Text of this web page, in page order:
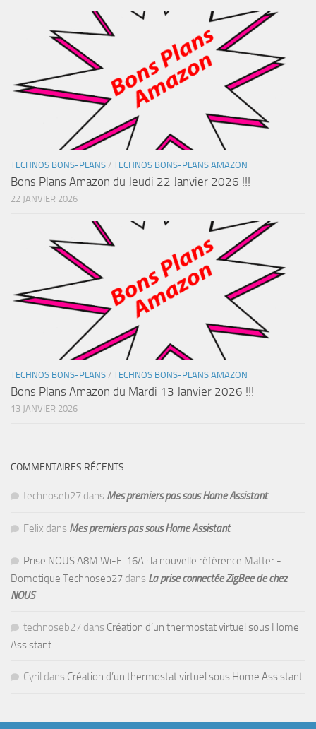
TECHNOS BONS-PLANS / TECHNOS BONS-PLANS AMAZON
Bons Plans Amazon du Jeudi 22 Janvier 2026 !!!
22 JANVIER 2026
TECHNOS BONS-PLANS / TECHNOS BONS-PLANS AMAZON
Bons Plans Amazon du Mardi 13 Janvier 2026 !!!
13 JANVIER 2026
COMMENTAIRES RÉCENTS
technoseb27 dans Mes premiers pas sous Home Assistant
Felix dans Mes premiers pas sous Home Assistant
Prise NOUS A8M Wi-Fi 16A : la nouvelle référence Matter -
Domotique Technoseb27 dans La prise connectée ZigBee de chez
NOUS
technoseb27 dans Création d’un thermostat virtuel sous Home
Assistant
Cyril dans Création d’un thermostat virtuel sous Home Assistant